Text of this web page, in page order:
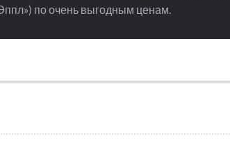
по очень выгодным ценам.